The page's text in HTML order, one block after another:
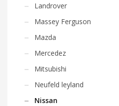
Landrover
Massey Ferguson
Mazda
Mercedez
Mitsubishi
Neufeld leyland
Nissan